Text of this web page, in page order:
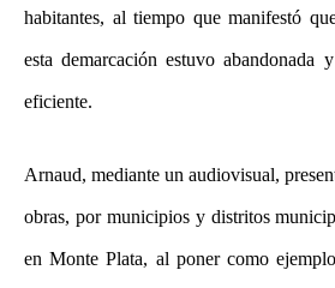
habitantes, al tiempo que manifestó
esta demarcación estuvo abandonada
eficiente.
Arnaud, mediante un audiovisual,
obras, por municipios y distritos
en Monte Plata, al poner como